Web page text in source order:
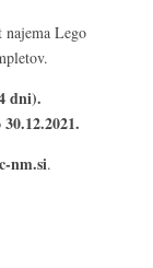
najema Lego
dni).
nm.si.